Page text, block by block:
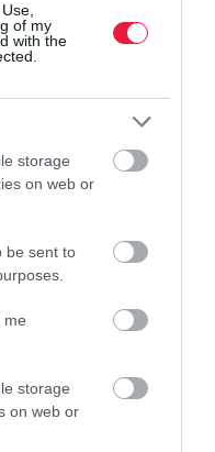
of my
with the
storage
on web or
be sent to
me
storage
on web or
előtt
44 nap alatt el lehet adni a
hét kulcs a hirdetés